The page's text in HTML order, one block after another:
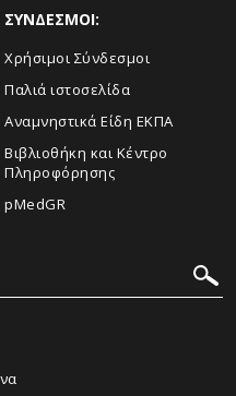
ΣΥΝΔΕΣΜΟΙ:
Χρήσιμοι Σύνδεσμοι
Παλιά ιστοσελίδα
Αναμνηστικά Είδη ΕΚΠΑ
Βιβλιοθήκη και Κέντρο
Πληροφόρησης
pMedGR